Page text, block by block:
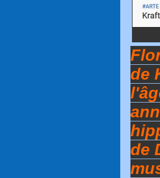
de
de